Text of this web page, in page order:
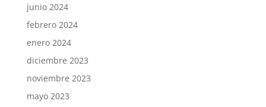
junio 2024
febrero 2024
enero 2024
diciembre 2023
noviembre 2023
mayo 2023